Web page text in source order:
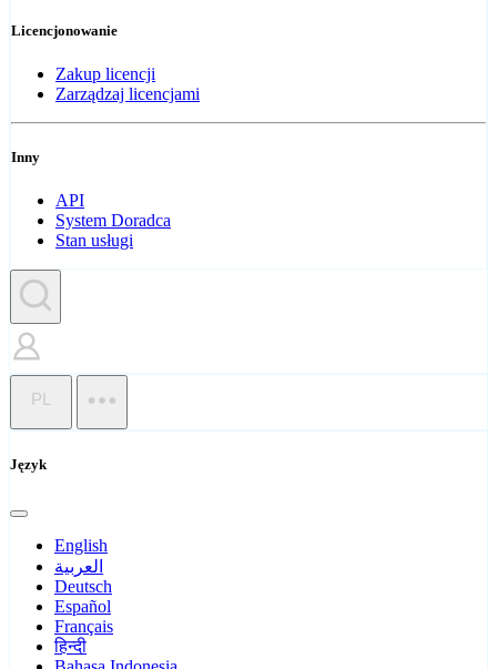
Licencjonowanie
Zakup licencji
Zarządzaj licencjami
Inny
API
System Doradca
Stan usługi
PL
Język
English
العربية
Deutsch
Español
Français
हिन्दी